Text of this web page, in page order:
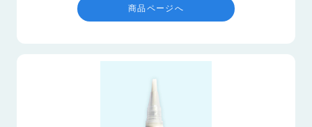
商品ページへ